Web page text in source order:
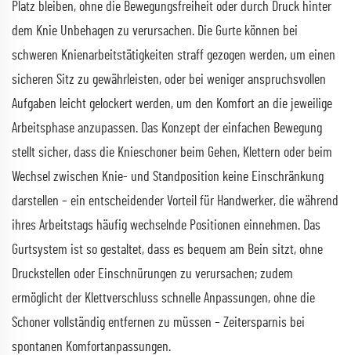
Platz bleiben, ohne die Bewegungsfreiheit oder durch Druck hinter
dem Knie Unbehagen zu verursachen. Die Gurte können bei
schweren Knienarbeitstätigkeiten straff gezogen werden, um einen
sicheren Sitz zu gewährleisten, oder bei weniger anspruchsvollen
Aufgaben leicht gelockert werden, um den Komfort an die jeweilige
Arbeitsphase anzupassen. Das Konzept der einfachen Bewegung
stellt sicher, dass die Knieschoner beim Gehen, Klettern oder beim
Wechsel zwischen Knie- und Standposition keine Einschränkung
darstellen – ein entscheidender Vorteil für Handwerker, die während
ihres Arbeitstags häufig wechselnde Positionen einnehmen. Das
Gurtsystem ist so gestaltet, dass es bequem am Bein sitzt, ohne
Druckstellen oder Einschnürungen zu verursachen; zudem
ermöglicht der Klettverschluss schnelle Anpassungen, ohne die
Schoner vollständig entfernen zu müssen – Zeitersparnis bei
spontanen Komfortanpassungen.